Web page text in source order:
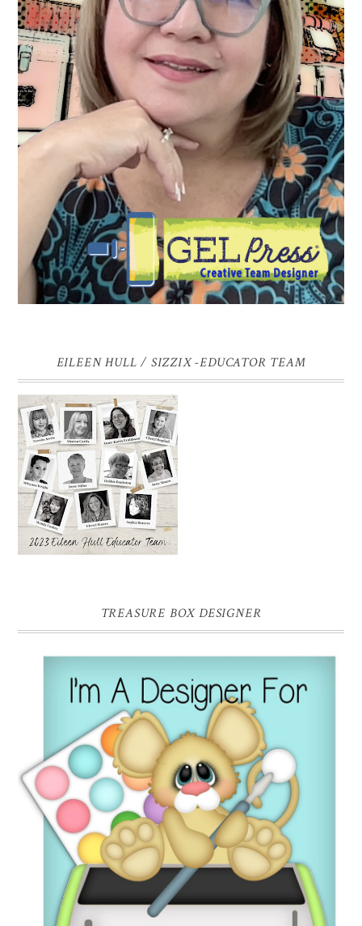
EILEEN HULL / SIZZIX -EDUCATOR TEAM
TREASURE BOX DESIGNER